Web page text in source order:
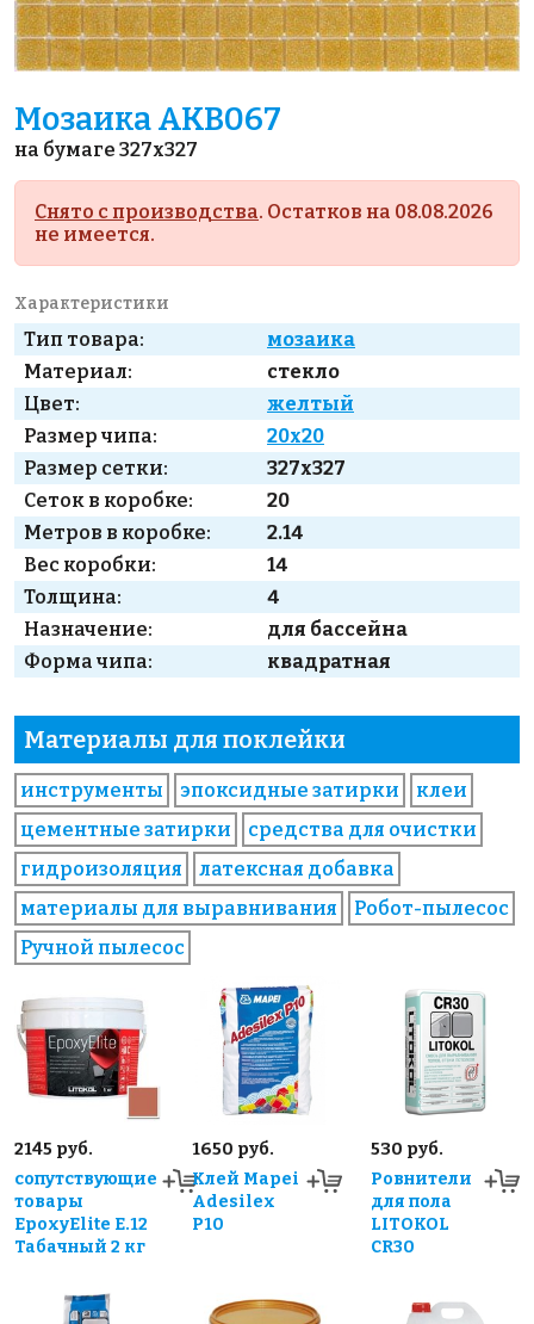
Мозаика AKB067
на бумаге 327x327
Снято с производства. Остатков на 08.08.2026
не имеется.
Характеристики
Тип товара:
мозаика
Материал:
стекло
Цвет:
желтый
Размер чипа:
20x20
Размер сетки:
327x327
Сеток в коробке:
20
Метров в коробке:
2.14
Вес коробки:
14
Толщина:
4
Назначение:
для бассейна
Форма чипа:
квадратная
Материалы для поклейки
инструменты эпоксидные затирки
клеи
цементные затирки
средства для очистки
гидроизоляция
латексная добавка
материалы для выравнивания
Робот-пылесос
Ручной пылесос
2145 руб.
сопутствующие
товары
EpoxyElite E.12
Табачный 2 кг
1650 руб.
Клей Mapei
Adesilex
P10
530 руб.
Ровнители
для пола
LITOKOL
CR30